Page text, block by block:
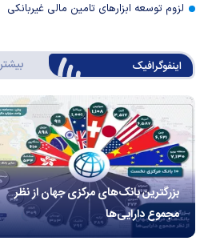
لزوم توسعه ابزارهای تامین مالی غیربانکی
اینفوگرافیک بیشتر
بزرگترین بانک‌های مرکزی جهان از نظر
مجموع دارایی‌ها